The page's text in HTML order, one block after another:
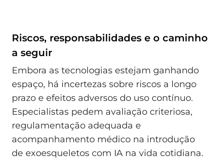
Riscos, responsabilidades e o caminho
a seguir
Embora as tecnologias estejam ganhando
espaço, há incertezas sobre riscos a longo
prazo e efeitos adversos do uso contínuo.
Especialistas pedem avaliação criteriosa,
regulamentação adequada e
acompanhamento médico na introdução
de exoesqueletos com IA na vida cotidiana.